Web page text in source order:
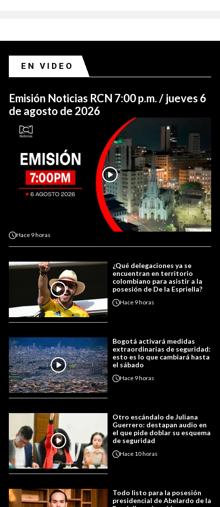
EN VIDEO
Emisión Noticias RCN 7:00 p.m. / jueves 6
de agosto de 2026
Hace 9 horas
¿Qué delegaciones ya se
encuentran en territorio
colombiano para asistir a la
posesión de De la Espriella?
Hace 9 horas
Bogotá activará medidas
extraordinarias de seguridad:
esto es lo que cambiará hasta
el sábado
Hace 9 horas
Otro escándalo de Juliana
Guerrero: destapan audio en
el que pide doblar su esquema
de seguridad
Hace 10 horas
Todo listo para la posesión
presidencial de Abelardo de la